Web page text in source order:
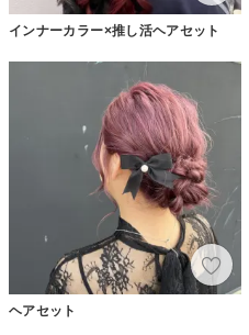
インナーカラー×推し活ヘアセット
ヘアセット